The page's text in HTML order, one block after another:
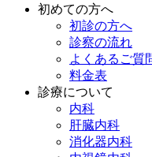
初めての方へ
初診の方へ
診察の流れ
よくあるご質
料金表
診療について
内科
肝臓内科
消化器内科